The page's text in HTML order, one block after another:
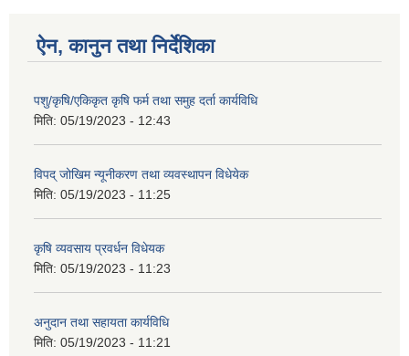
ऐन, कानुन तथा निर्देशिका
पशु/कृषि/एकिकृत कृषि फर्म तथा समुह दर्ता कार्यविधि
मिति: 05/19/2023 - 12:43
विपद् जोखिम न्यूनीकरण तथा व्यवस्थापन विधेयेक
मिति: 05/19/2023 - 11:25
कृषि व्यवसाय प्रवर्धन विधेयक
मिति: 05/19/2023 - 11:23
अनुदान तथा सहायता कार्यविधि
मिति: 05/19/2023 - 11:21